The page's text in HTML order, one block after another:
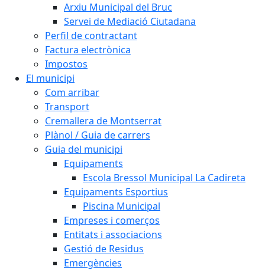
Arxiu Municipal del Bruc
Servei de Mediació Ciutadana
Perfil de contractant
Factura electrònica
Impostos
El municipi
Com arribar
Transport
Cremallera de Montserrat
Plànol / Guia de carrers
Guia del municipi
Equipaments
Escola Bressol Municipal La Cadireta
Equipaments Esportius
Piscina Municipal
Empreses i comerços
Entitats i associacions
Gestió de Residus
Emergències